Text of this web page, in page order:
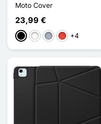
Moto Cover
23,99 €
Schwarz
WeißGrauRot +4